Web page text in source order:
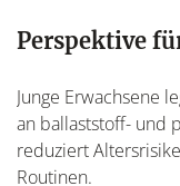
Perspektive
Junge Erwachsene
an ballaststoff- und
reduziert
Routinen.